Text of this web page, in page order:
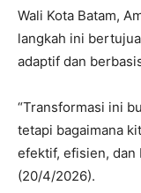
Wali Kota Batam,
langkah ini
adaptif dan
“Transformasi ini
tetapi bagaimana
efektif, efisien, dan
(20/4/2026).